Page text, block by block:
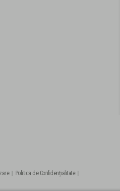
| Politica de Confidențialitate|